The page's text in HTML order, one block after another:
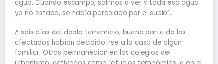
agua. Cuando escampó, salimos a ver y toda esa agua
ya no estaba, se había percolado por el suelo”.
A seis días del doble terremoto, buena parte de los
afectados habían decidido irse a la casa de algún
familiar. Otros permanecían en los colegios del